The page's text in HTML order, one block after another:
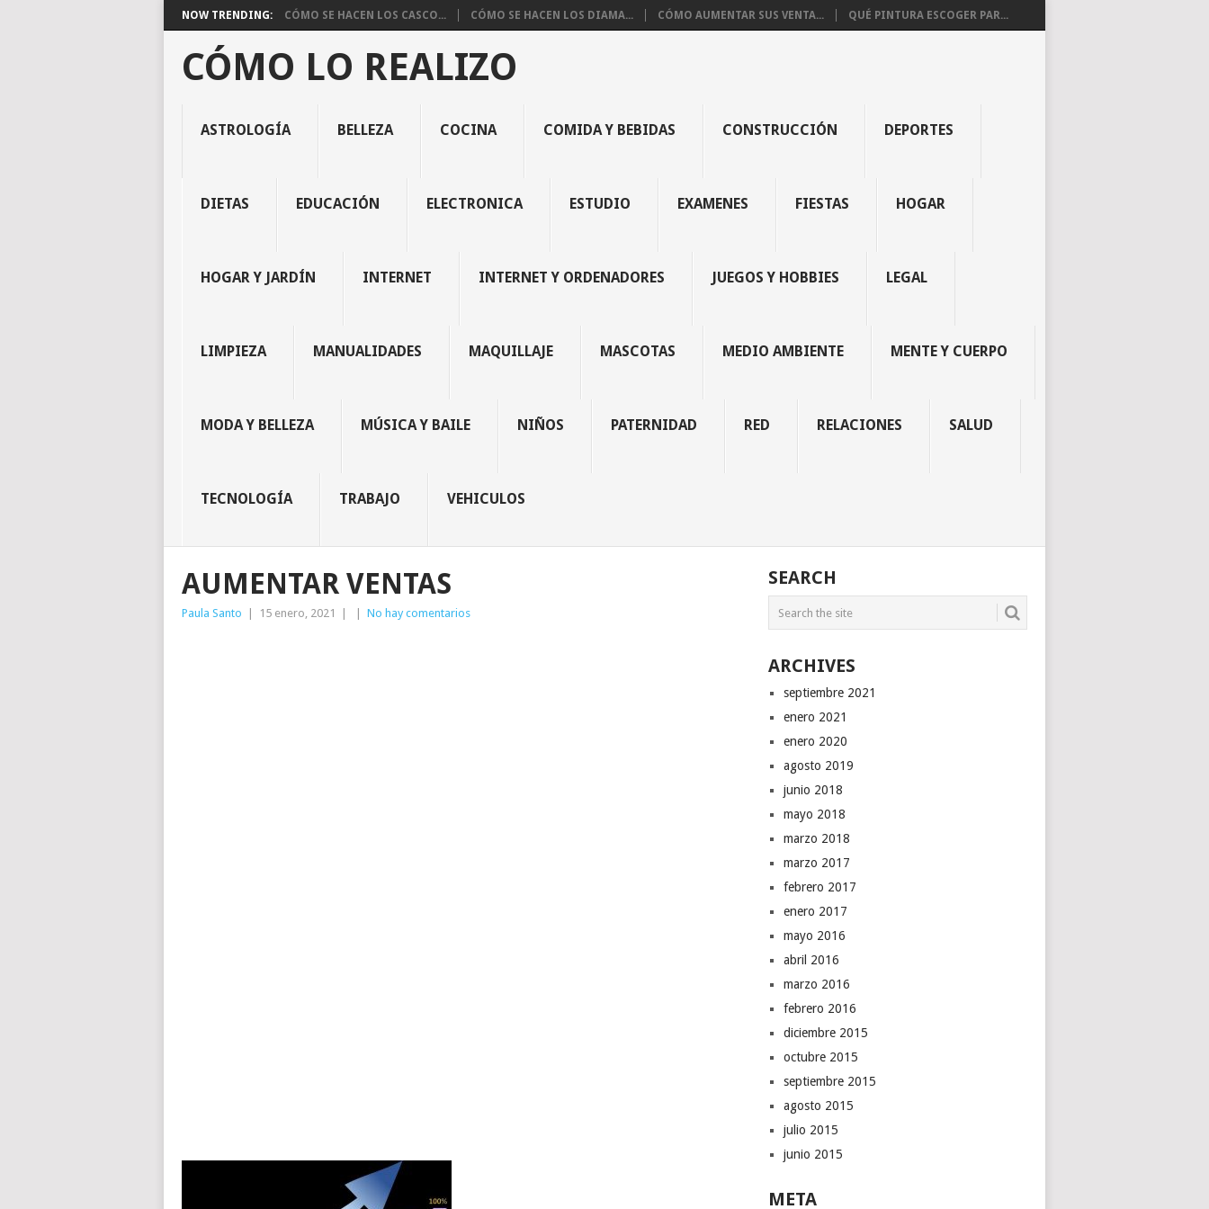
NOW TRENDING: CÓMO SE HACEN LOS CASCO... CÓMO SE HACEN LOS DIAMA... CÓMO AUMENTAR SUS VENTA... QUÉ PINTURA ESCOGER PAR...
CÓMO LO REALIZO
ASTROLOGÍA BELLEZA COCINA COMIDA Y BEBIDAS CONSTRUCCIÓN DEPORTES
DIETAS EDUCACIÓN ELECTRONICA ESTUDIO EXAMENES FIESTAS HOGAR
HOGAR Y JARDÍN INTERNET INTERNET Y ORDENADORES JUEGOS Y HOBBIES LEGAL
LIMPIEZA MANUALIDADES MAQUILLAJE MASCOTAS MEDIO AMBIENTE MENTE Y CUERPO
MODA Y BELLEZA MÚSICA Y BAILE NIÑOS PATERNIDAD RED RELACIONES SALUD
TECNOLOGÍA TRABAJO VEHICULOS
AUMENTAR VENTAS
Paula Santo 15 enero, 2021 No hay comentarios
SEARCH
ARCHIVES
septiembre 2021
enero 2021
enero 2020
agosto 2019
junio 2018
mayo 2018
marzo 2018
marzo 2017
febrero 2017
enero 2017
mayo 2016
abril 2016
marzo 2016
febrero 2016
diciembre 2015
octubre 2015
septiembre 2015
agosto 2015
julio 2015
junio 2015
META